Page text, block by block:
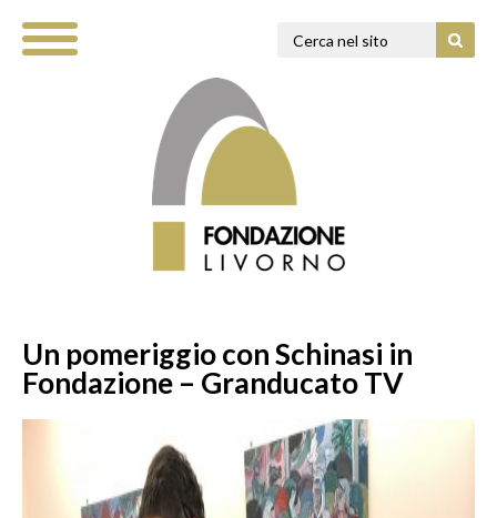
Un pomeriggio con Schinasi in
Fondazione – Granducato TV